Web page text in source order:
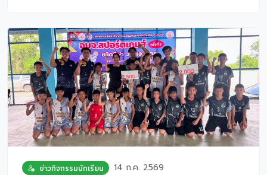
ข่าวกิจกรรมนักเรียน 14 ก.ค. 2569